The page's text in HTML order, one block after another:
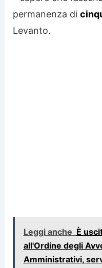
permanenza di
Levanto.
Leggi anche È
all'Ordine degli
Amministrativi,